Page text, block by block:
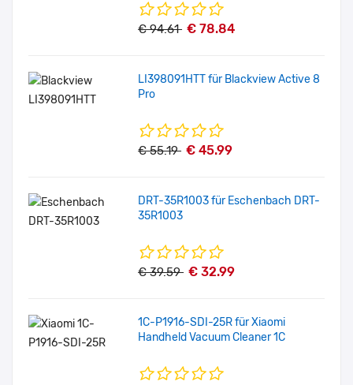
€ 94.61 € 78.84
LI398091HTT für Blackview Active 8
Pro
€ 55.19 € 45.99
DRT-35R1003 für Eschenbach DRT-
35R1003
€ 39.59 € 32.99
1C-P1916-SDI-25R für Xiaomi
Handheld Vacuum Cleaner 1C